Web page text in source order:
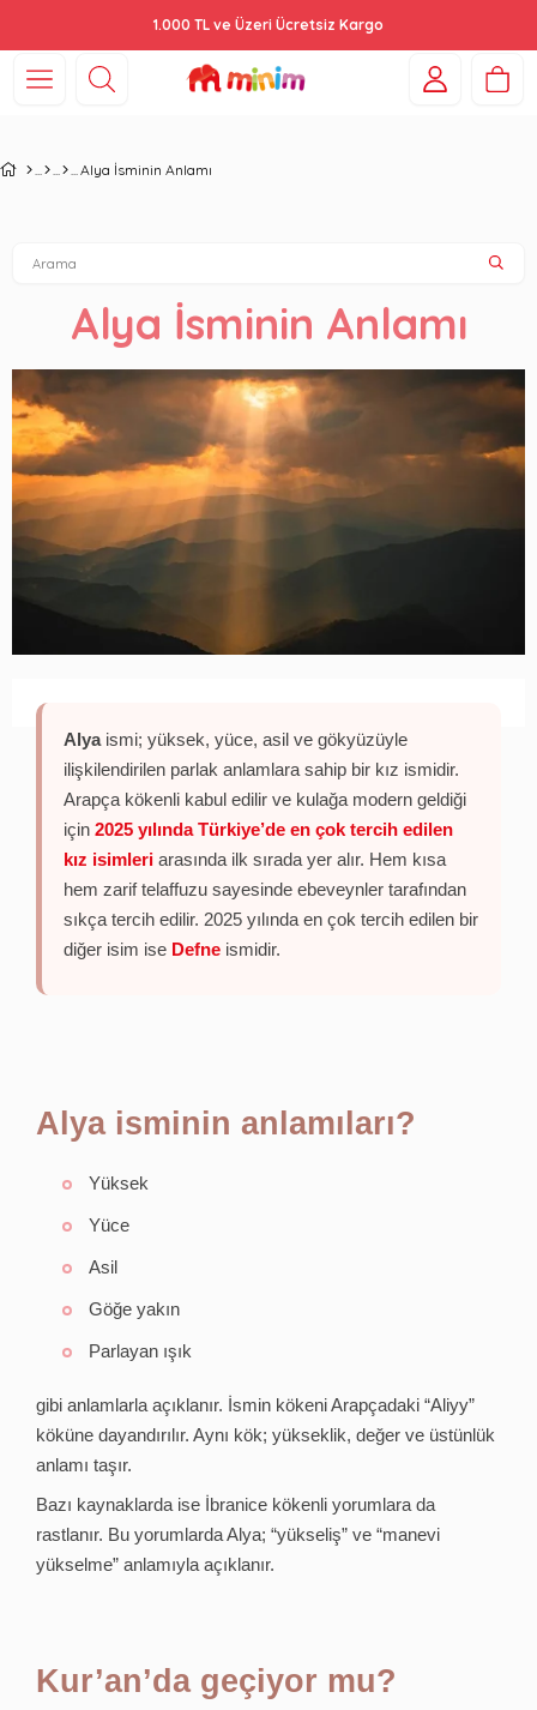
1.000 TL ve Üzeri Ücretsiz Kargo
Alya İsminin Anlamı
Alya İsminin Anlamı
Alyaismi; yüksek, yüce, asil ve gökyüzüyle
ilişkilendirilen parlak anlamlara sahip bir kız ismidir.
Arapça kökenli kabul edilir ve kulağa modern geldiği
için 2025 yılında Türkiye’de en çok tercih edilen
kız isimleri arasında ilk sırada yer alır. Hem kısa
hem zarif telaffuzu sayesinde ebeveynler tarafından
sıkça tercih edilir. 2025 yılında en çok tercih edilen bir
diğer isim ise Defne ismidir.
Alya isminin anlamıları?
Yüksek
Yüce
Asil
Göğe yakın
Parlayan ışık
gibi anlamlarla açıklanır. İsmin kökeni Arapçadaki “Aliyy”
köküne dayandırılır. Aynı kök; yükseklik, değer ve üstünlük
anlamı taşır.
Bazı kaynaklarda ise İbranice kökenli yorumlara da
rastlanır. Bu yorumlarda Alya; “yükseliş” ve “manevi
yükselme” anlamıyla açıklanır.
Kur’an’da geçiyor mu?